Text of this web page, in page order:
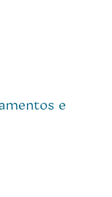
e